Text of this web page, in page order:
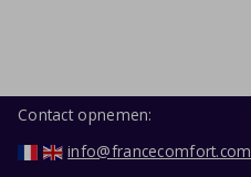
Contact opnemen:
info@francecomfort.com